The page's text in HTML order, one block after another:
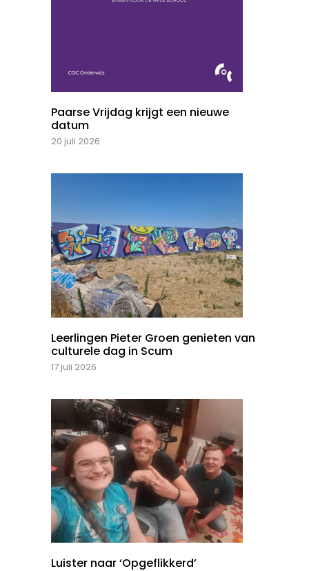
Paarse Vrijdag krijgt een nieuwe
datum
20 juli 2026
Leerlingen Pieter Groen genieten van
culturele dag in Scum
17 juli 2026
Luister naar ‘Opgeflikkerd’